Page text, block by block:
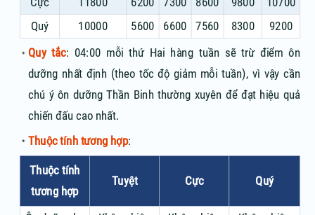
Quý 10000 5600 6600 7560 8300 9200
Quy tắc: 04:00 mỗi thứ Hai hàng tuần sẽ trừ điểm ôn
dưỡng nhất định (theo tốc độ giảm mỗi tuần), vì vậy cần
chú ý ôn dưỡng Thần Binh thường xuyên để đạt hiệu quả
chiến đấu cao nhất.
Thuộc tính tương hợp:
Thuộc tính
tương hợp
Tuyệt Cực Quý